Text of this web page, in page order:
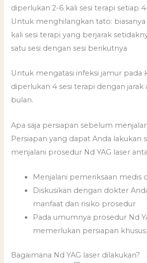
diperlukan 2-6 kali sesi terapi setiap
Untuk menghilangkan tato:
kali sesi terapi yang berjarak
satu sesi dengan sesi berikutnya
Untuk mengatasi infeksi jamur pada
diperlukan 4 sesi terapi dengan jarak
bulan.
Apa saja persiapan sebelum
Persiapan yang dapat Anda lakukan
menjalani prosedur Nd YAG laser
Menjalani pemeriksaan medis
Diskusikan dengan dokter
manfaat dan risiko prosedur
Pada umumnya prosedur Nd
memerlukan persiapan khusus.
Bagaimana Nd YAG laser dilakukan?